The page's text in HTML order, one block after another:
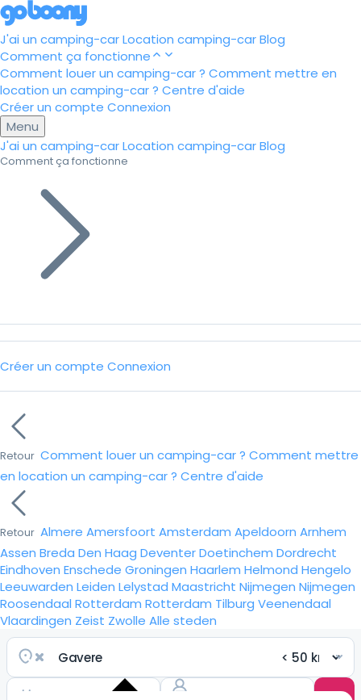
J'ai un camping-carLocation camping-carBlog
Comment ça fonctionne
Comment louer un camping-car ? Comment mettre en
location un camping-car ? Centre d'aide
Créer un compte Connexion
Menu
J'ai un camping-carLocation camping-carBlog
Comment ça fonctionne
Créer un compte Connexion
Retour Comment louer un camping-car ? Comment mettre
en location un camping-car ? Centre d'aide
Retour Almere Amersfoort Amsterdam Apeldoorn Arnhem
Assen Breda Den Haag DeventerDoetinchem Dordrecht
Eindhoven Enschede Groningen Haarlem Helmond Hengelo
Leeuwarden Leiden Lelystad Maastricht Nijmegen Nijmegen
Roosendaal Rotterdam Rotterdam Tilburg Veenendaal
Vlaardingen Zeist Zwolle Alle steden